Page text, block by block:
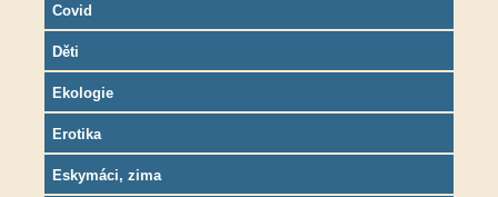
Covid
Děti
Ekologie
Erotika
Eskymáci, zima